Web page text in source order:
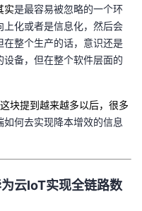
实是最容易被忽略的一个环
化或者是信息化，然后会
整个生产的话，意识还是
备，但在整个软件层面的
块提到越来越多以后，很多
如何去实现降本增效的信息
云IoT实现全链路数